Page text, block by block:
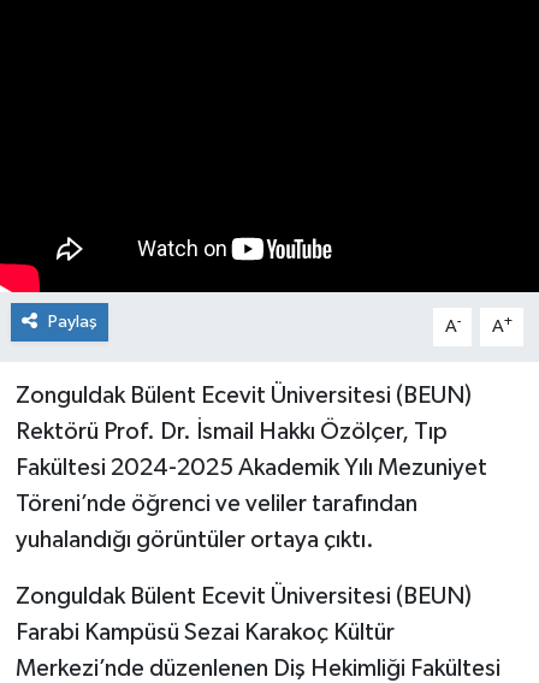
Paylaş A- A+
Zonguldak Bülent Ecevit Üniversitesi (BEUN)
Rektörü Prof. Dr. İsmail Hakkı Özölçer, Tıp
Fakültesi 2024-2025 Akademik Yılı Mezuniyet
Töreni’nde öğrenci ve veliler tarafından
yuhalandığı görüntüler ortaya çıktı.
Zonguldak Bülent Ecevit Üniversitesi (BEUN)
Farabi Kampüsü Sezai Karakoç Kültür
Merkezi’nde düzenlenen Diş Hekimliği Fakültesi